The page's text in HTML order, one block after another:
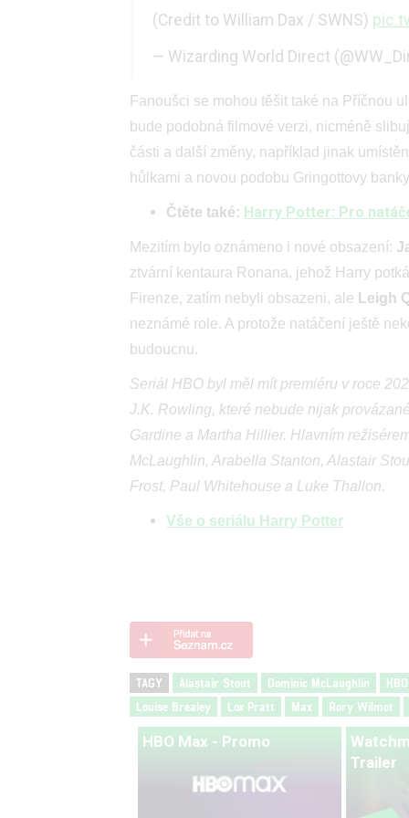
(Credit to William Dax / SWNS)
— Wizarding World Direct
Fanoušci se mohou těšit také na Příčnou
bude podobná filmové verzi, nicméně
části a další změny, například jinak
hůlkami a novou podobu Gringottovy
Čtěte také: Harry Potter: Pro
Mezitím bylo oznámeno i nové obsazení:
ztvární kentaura Ronana, jehož Harry
Firenze, zatím nebyli obsazeni, ale Leigh
neznámé role. A protože natáčení ještě
budoucnu.
Seriál HBO byl měl mít premiéru v roce
J.K. Rowling, které nebude nijak
Gardine a Martha Hillier. Hlavním
McLaughlin, Arabella Stanton, Alastair
Frost, Paul Whitehouse a Luke Thallon.
Vše o seriálu Harry Potter
TAGY Alastair Stout Dominic McLaughlin HBO
Louise Brealey
Lox Pratt Max Rory Wilmot
HBO Max - Promo
Trailer